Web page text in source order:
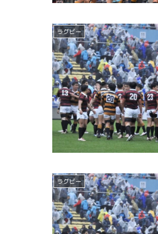
ラグビー
ラグビー